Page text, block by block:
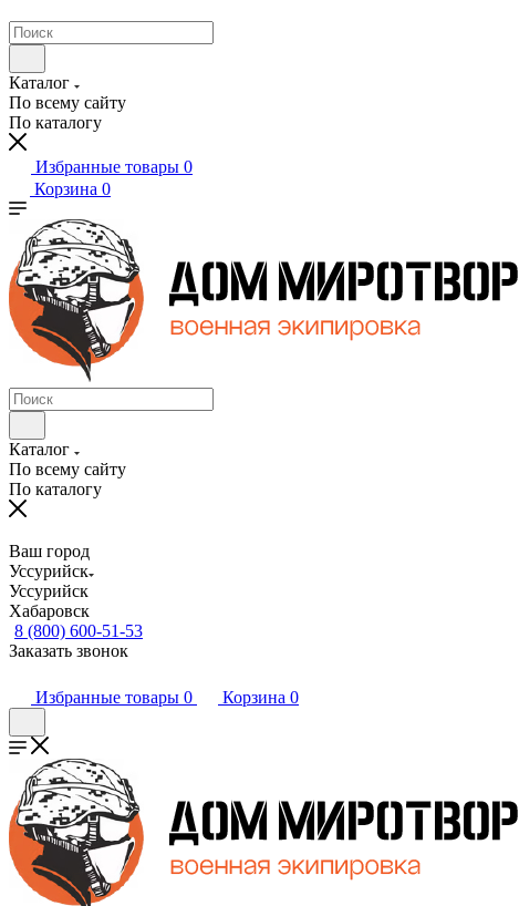
Каталог
По всему сайту
По каталогу
Избранные товары 0
Корзина 0
Каталог
По всему сайту
По каталогу
Ваш город
Уссурийск
Уссурийск
Хабаровск
8 (800) 600-51-53
Заказать звонок
Избранные товары 0 Корзина 0